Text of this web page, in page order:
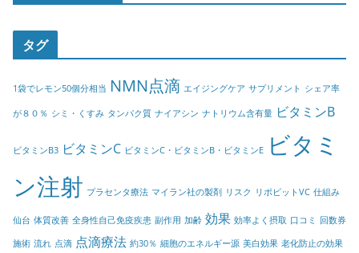
タグ
1袋でレモン50個分相当 NMN点滴 エイジングケア サプリメント シェア率
が８０％ シミ・くすみ タンパク質 ナイアシン ナトリウム含有量 ビタミンB
ビタミンB3 ビタミンC ビタミンC・ビタミンB・ビタミンE
ビタミ
ン注射 プラセンタ療法 マイラン社の製剤 リスク リポビットVC 仕組み
仙台 体質改善 全身性自己免疫疾患 副作用 加齢 効果 効率よく摂取 口コミ 回数券
施術 流れ 点滴 点滴療法 約30％ 細胞のエネルギー源 美白効果 老化防止の効果